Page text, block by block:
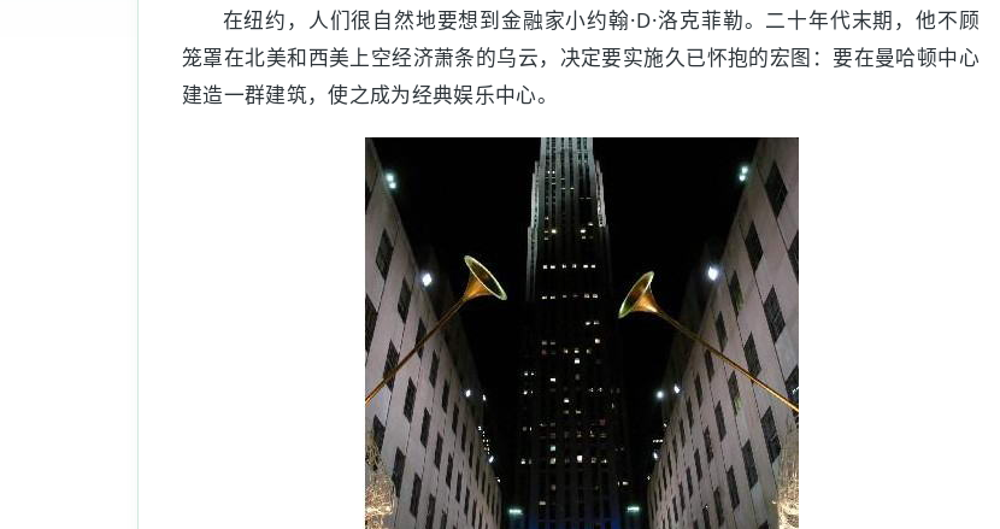
在纽约，人们很自然地要想到金融家小约翰·D·洛克菲勒。二十年代末期，他不顾
笼罩在北美和西美上空经济萧条的乌云，决定要实施久已怀抱的宏图：要在曼哈顿中心
建造一群建筑，使之成为经典娱乐中心。